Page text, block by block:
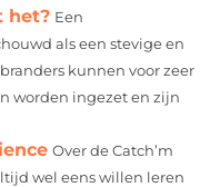
het? Een
als een stevige en
kunnen voor zeer
worden ingezet en zijn
Over de Catch’m
wel eens willen leren